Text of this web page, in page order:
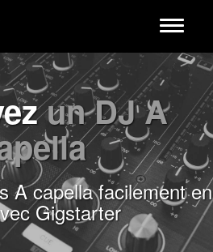
Toggle
un DJ A
A capella facilement en
Gigstarter